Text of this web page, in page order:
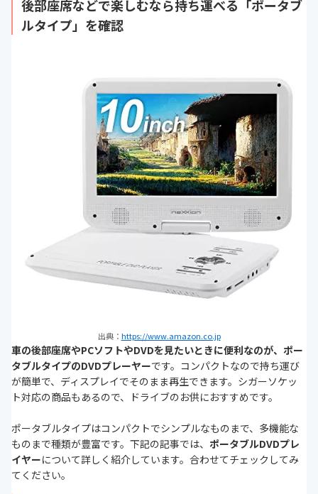
後部座席などで楽しむなら持ち運べる「ポータブ
ルタイプ」を確認
出典： https://www.amazon.co.jp
車の後部座席やPCソフトやDVDを見たいときに便利なのが、ポー
タブルタイプのDVDプレーヤーです。コンパクトなので持ち運び
が簡単で、ディスプレイでそのまま再生できます。シガーソケッ
ト対応の商品もあるので、ドライブのお供におすすめです。
ポータブルタイプはコンパクトでシンプルなものまで、多機能な
ものまで種類が豊富です。下記の記事では、 ポータブルDVDプレ
イヤーについて詳しく紹介しています。合わせてチェックしてみ
てください。